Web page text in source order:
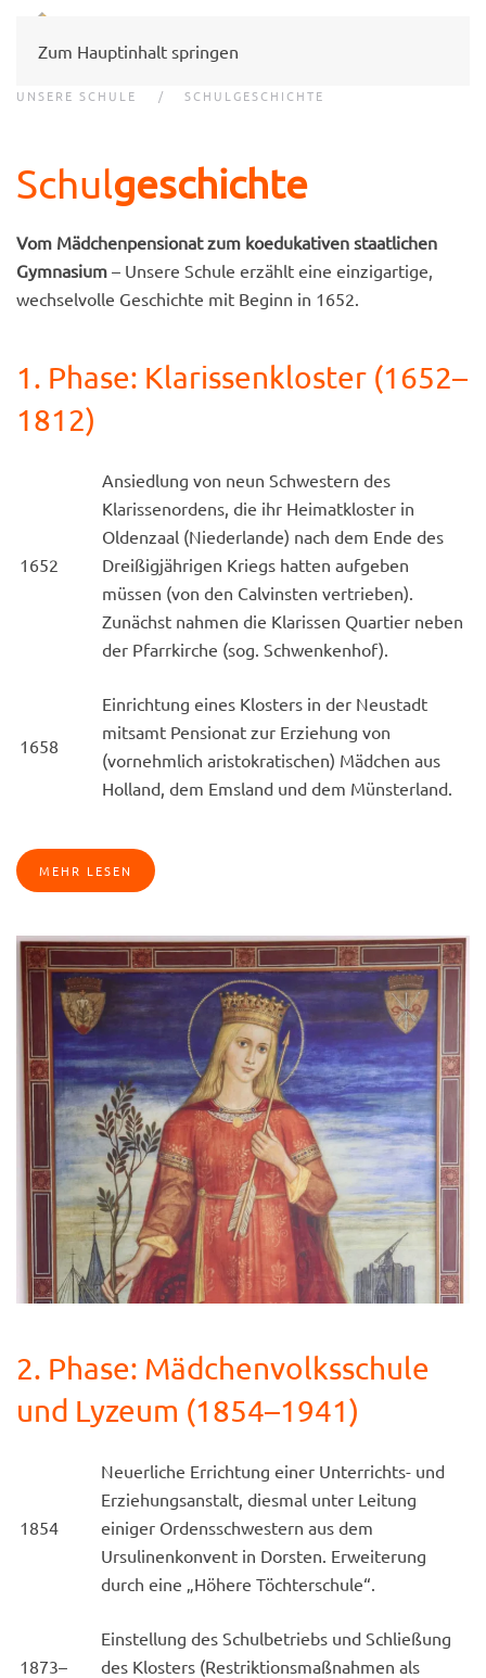
Zum Hauptinhalt springen
UNSERE SCHULE SCHULGESCHICHTE
Schulgeschichte
Vom Mädchen­pensionat zum koedukativen staatlichen
Gymnasium – Unsere Schule erzählt eine einzigartige,
wechselvolle Geschichte mit Beginn in 1652.
1. Phase: Klarissenkloster (1652–
1812)
1652
Ansiedlung von neun Schwestern des
Klarissenordens, die ihr Heimatkloster in
Oldenzaal (Niederlande) nach dem Ende des
Dreißigjährigen Kriegs hatten aufgeben
müssen (von den Calvinsten vertrieben).
Zunächst nahmen die Klarissen Quartier neben
der Pfarrkirche (sog. Schwenkenhof).
1658
Einrichtung eines Klosters in der Neustadt
mitsamt Pensionat zur Erziehung von
(vornehmlich aristokratischen) Mädchen aus
Holland, dem Emsland und dem Münsterland.
MEHR LESEN
2. Phase: Mädchenvolksschule
und Lyzeum (1854–1941)
1854
Neuerliche Errichtung einer Unterrichts- und
Erziehungsanstalt, diesmal unter Leitung
einiger Ordensschwestern aus dem
Ursulinenkonvent in Dorsten. Erweiterung
durch eine „Höhere Töchterschule“.
1873–
Einstellung des Schulbetriebs und Schließung
des Klosters (Restriktionsmaßnahmen als